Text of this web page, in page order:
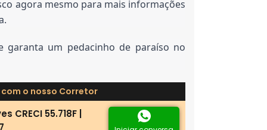
agora mesmo para mais informações
garanta um pedacinho de paraíso no
com o nosso Corretor
CRECI 55.718F |